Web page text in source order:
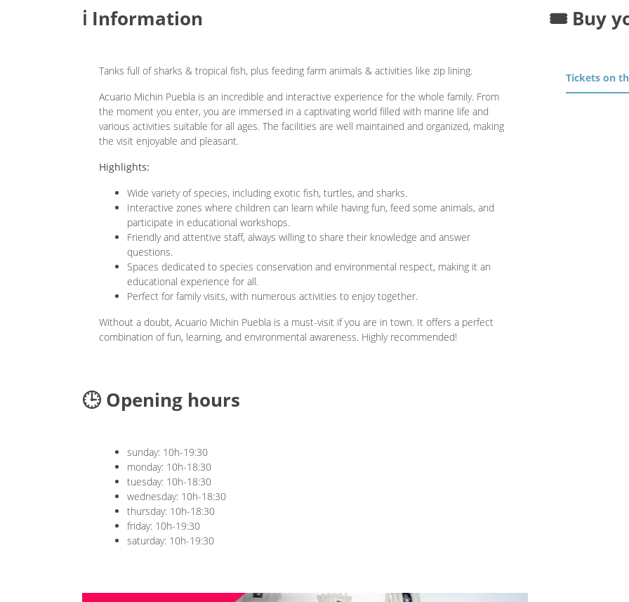
ℹ️ Information
Tanks full of sharks & tropical fish, plus feeding farm animals & activities like zip lining.
Acuario Michin Puebla is an incredible and interactive experience for the whole family. From
the moment you enter, you are immersed in a captivating world filled with marine life and
various activities suitable for all ages. The facilities are well maintained and organized, making
the visit enjoyable and pleasant.
Highlights:
Wide variety of species, including exotic fish, turtles, and sharks.
Interactive zones where children can learn while having fun, feed some animals, and
participate in educational workshops.
Friendly and attentive staff, always willing to share their knowledge and answer
questions.
Spaces dedicated to species conservation and environmental respect, making it an
educational experience for all.
Perfect for family visits, with numerous activities to enjoy together.
Without a doubt, Acuario Michin Puebla is a must-visit if you are in town. It offers a perfect
combination of fun, learning, and environmental awareness. Highly recommended!
🕒 Opening hours
sunday: 10h-19:30
monday: 10h-18:30
tuesday: 10h-18:30
wednesday: 10h-18:30
thursday: 10h-18:30
friday: 10h-19:30
saturday: 10h-19:30
🎟️ Buy
Tickets on